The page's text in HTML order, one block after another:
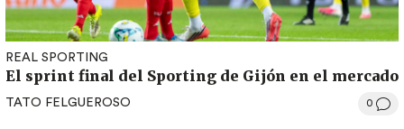
REAL SPORTING
El sprint final del Sporting de Gijón en el mercado
TATO FELGUEROSO 0